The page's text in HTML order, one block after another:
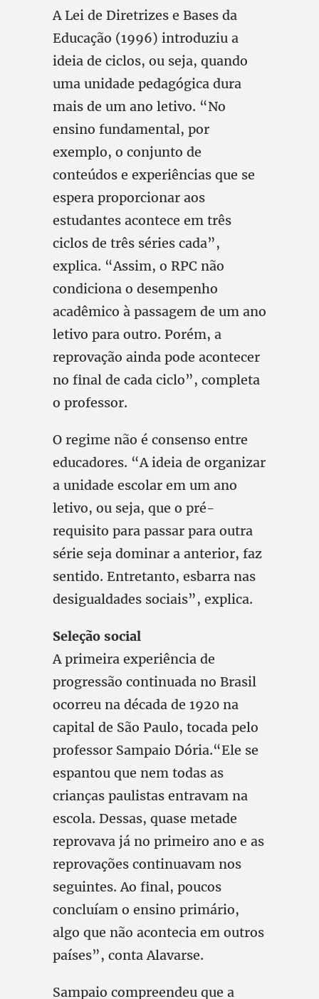
A Lei de Diretrizes e Bases da
Educação (1996) introduziu a
ideia de ciclos, ou seja, quando
uma unidade pedagógica dura
mais de um ano letivo. “No
ensino fundamental, por
exemplo, o conjunto de
conteúdos e experiências que se
espera proporcionar aos
estudantes acontece em três
ciclos de três séries cada”,
explica. “Assim, o RPC não
condiciona o desempenho
acadêmico à passagem de um ano
letivo para outro. Porém, a
reprovação ainda pode acontecer
no final de cada ciclo”, completa
o professor.
O regime não é consenso entre
educadores. “A ideia de organizar
a unidade escolar em um ano
letivo, ou seja, que o pré-
requisito para passar para outra
série seja dominar a anterior, faz
sentido. Entretanto, esbarra nas
desigualdades sociais”, explica.
Seleção social
A primeira experiência de
progressão continuada no Brasil
ocorreu na década de 1920 na
capital de São Paulo, tocada pelo
professor Sampaio Dória.“Ele se
espantou que nem todas as
crianças paulistas entravam na
escola. Dessas, quase metade
reprovava já no primeiro ano e as
reprovações continuavam nos
seguintes. Ao final, poucos
concluíam o ensino primário,
algo que não acontecia em outros
países”, conta Alavarse.
Sampaio compreendeu que a